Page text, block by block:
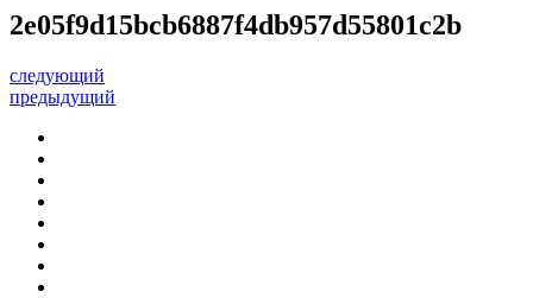
2e05f9d15bcb6887f4db957d55801c2b
следующий
предыдущий